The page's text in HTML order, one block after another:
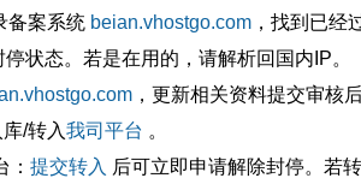
备案系统 beian.vhostgo.com ，找到已经
状态。若是在用的，请解析回国内IP。
，更新相关资料提交审核
/转入我司平台 。
提交转入 后可立即申请解除封停。若